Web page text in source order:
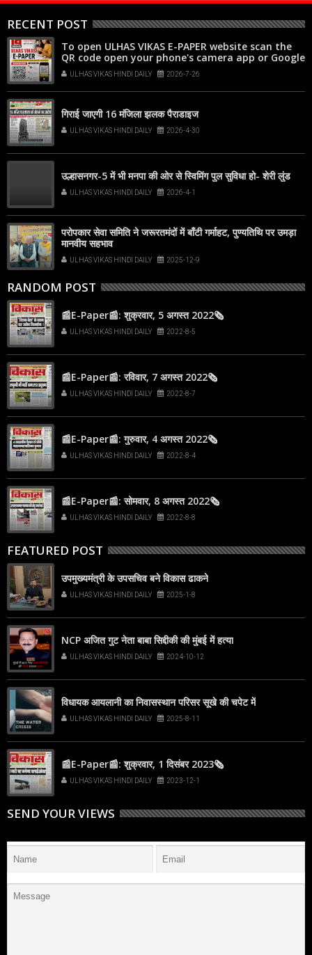
RECENT POST
To open ULHAS VIKAS E-PAPER website scan the
QR code open your phone's camera app or Google
Lens, point it at the code, and tap the web link
popup that appears on your screen
ULHAS VIKAS HINDI DAILY 2026-7-26
गिराई जाएगी 16 मंजिला झलक पैराडाइज
ULHAS VIKAS HINDI DAILY 2026-4-30
उल्हासनगर-5 में भी मनपा की ओर से स्विमिंग पुल सुविधा हो- शेरी लुंड
ULHAS VIKAS HINDI DAILY 2026-4-1
परोपकार सेवा समिति ने जरूरतमंदों में बाँटी गर्माहट, पुण्यतिथि पर उमड़ा
मानवीय सहभाव
ULHAS VIKAS HINDI DAILY 2025-12-9
RANDOM POST
📰E-Paper📰: शुक्रवार, 5 अगस्त 2022🗞
ULHAS VIKAS HINDI DAILY 2022-8-5
📰E-Paper📰: रविवार, 7 अगस्त 2022🗞
ULHAS VIKAS HINDI DAILY 2022-8-7
📰E-Paper📰: गुरुवार, 4 अगस्त 2022🗞
ULHAS VIKAS HINDI DAILY 2022-8-4
📰E-Paper📰: सोमवार, 8 अगस्त 2022🗞
ULHAS VIKAS HINDI DAILY 2022-8-8
FEATURED POST
उपमुख्यमंत्री के उपसचिव बने विकास ढाकने
ULHAS VIKAS HINDI DAILY 2025-1-8
NCP अजित गुट नेता बाबा सिद्दीकी की मुंबई में हत्या
ULHAS VIKAS HINDI DAILY 2024-10-12
विधायक आयलानी का निवासस्थान परिसर सूखे की चपेट में
ULHAS VIKAS HINDI DAILY 2025-8-11
📰E-Paper📰: शुक्रवार, 1 दिसंबर 2023🗞
ULHAS VIKAS HINDI DAILY 2023-12-1
SEND YOUR VIEWS